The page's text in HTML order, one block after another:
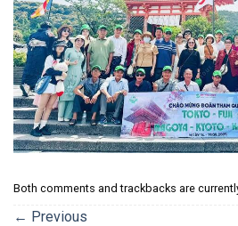
Both comments and trackbacks are
← Previous